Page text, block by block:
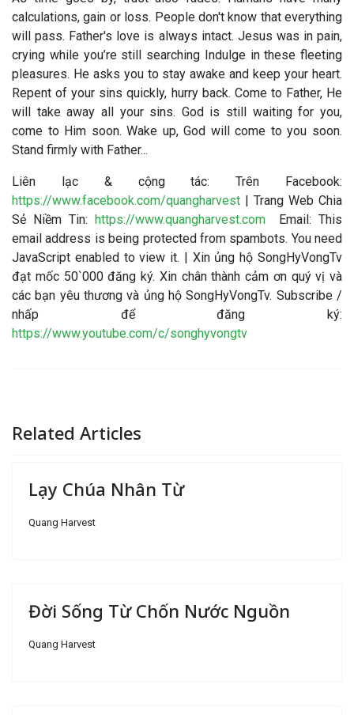
calculations, gain or loss. People don't know that everything
will pass. Father's love is always intact. Jesus was in pain,
crying while you’re still searching Indulge in these fleeting
pleasures. He asks you to stay awake and keep your heart.
Repent of your sins quickly, hurry back. Come to Father, He
will take away all your sins. God is still waiting for you,
come to Him soon. Wake up, God will come to you soon.
Stand firmly with Father...
Liên lạc & cộng tác: Trên Facebook:
https://www.facebook.com/quangharvest | Trang Web Chia
Sẻ Niềm Tin: https://www.quangharvest.comEmail: This
email address is being protected from spambots. You need
JavaScript enabled to view it. | Xin ủng hộ SongHyVongTv
đạt mốc 50`000 đăng ký. Xin chân thành cảm ơn quý vị và
các bạn yêu thương và ủng hộ SongHyVongTv. Subscribe /
nhấp để đăng ký:
https://www.youtube.com/c/songhyvongtv
Related Articles
Lạy Chúa Nhân Từ
Quang Harvest
Đời Sống Từ Chốn Nước Nguồn
Quang Harvest